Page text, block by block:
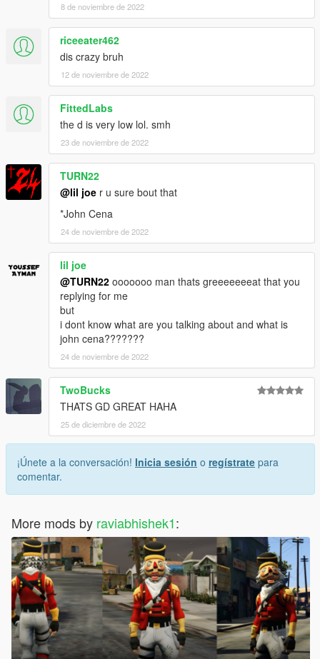
8 de noviembre de 2022
riceeater462
dis crazy bruh
12 de noviembre de 2022
FittedLabs
the d is very low lol. smh
23 de noviembre de 2022
TURN22
@lil joe r u sure bout that
*John Cena
24 de noviembre de 2022
lil joe
@TURN22 ooooooo man thats greeeeeeeat that you
replying for me
but
i dont know what are you talking about and what is
john cena???????
24 de noviembre de 2022
TwoBucks
THATS GD GREAT HAHA
25 de diciembre de 2022
¡Únete a la conversación! Inicia sesión o regístrate para
comentar.
More mods by raviabhishek1: